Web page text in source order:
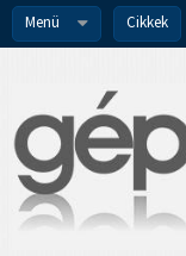
Menü Cikkek